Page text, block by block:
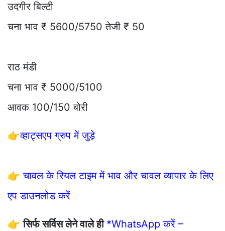
उदगीर बिल्टी
चना भाव ₹ 5600/5750 तेजी ₹ 50
राठ मंडी
चना भाव ₹ 5000/5100
आवक 100/150 बोरी
👉व्हाट्सएप ग्रुप में जुड़े
👉चावल के रियल टाइम में भाव और चावल व्यापार के लिए
एप डाउनलोड करें
👉सिर्फ सर्विस लेने वाले ही *WhatsApp करें –